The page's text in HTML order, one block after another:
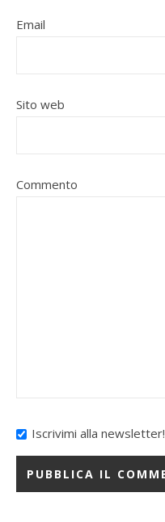
Email
Sito web
Commento
Iscrivimi alla newsletter!